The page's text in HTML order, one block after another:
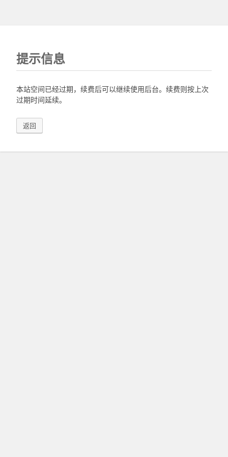
提示信息
本站空间已经过期，续费后可以继续使用后台。续费则按上次
过期时间延续。
返回